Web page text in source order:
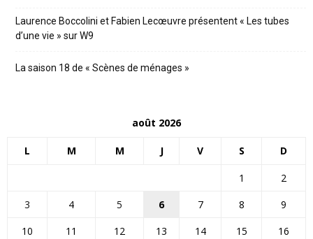
Laurence Boccolini et Fabien Lecœuvre présentent « Les tubes
d’une vie » sur W9
La saison 18 de « Scènes de ménages »
août 2026
L M M J V S D
1
2
3
4 5 6 7 8
9
10
11 12 13 14 15
16